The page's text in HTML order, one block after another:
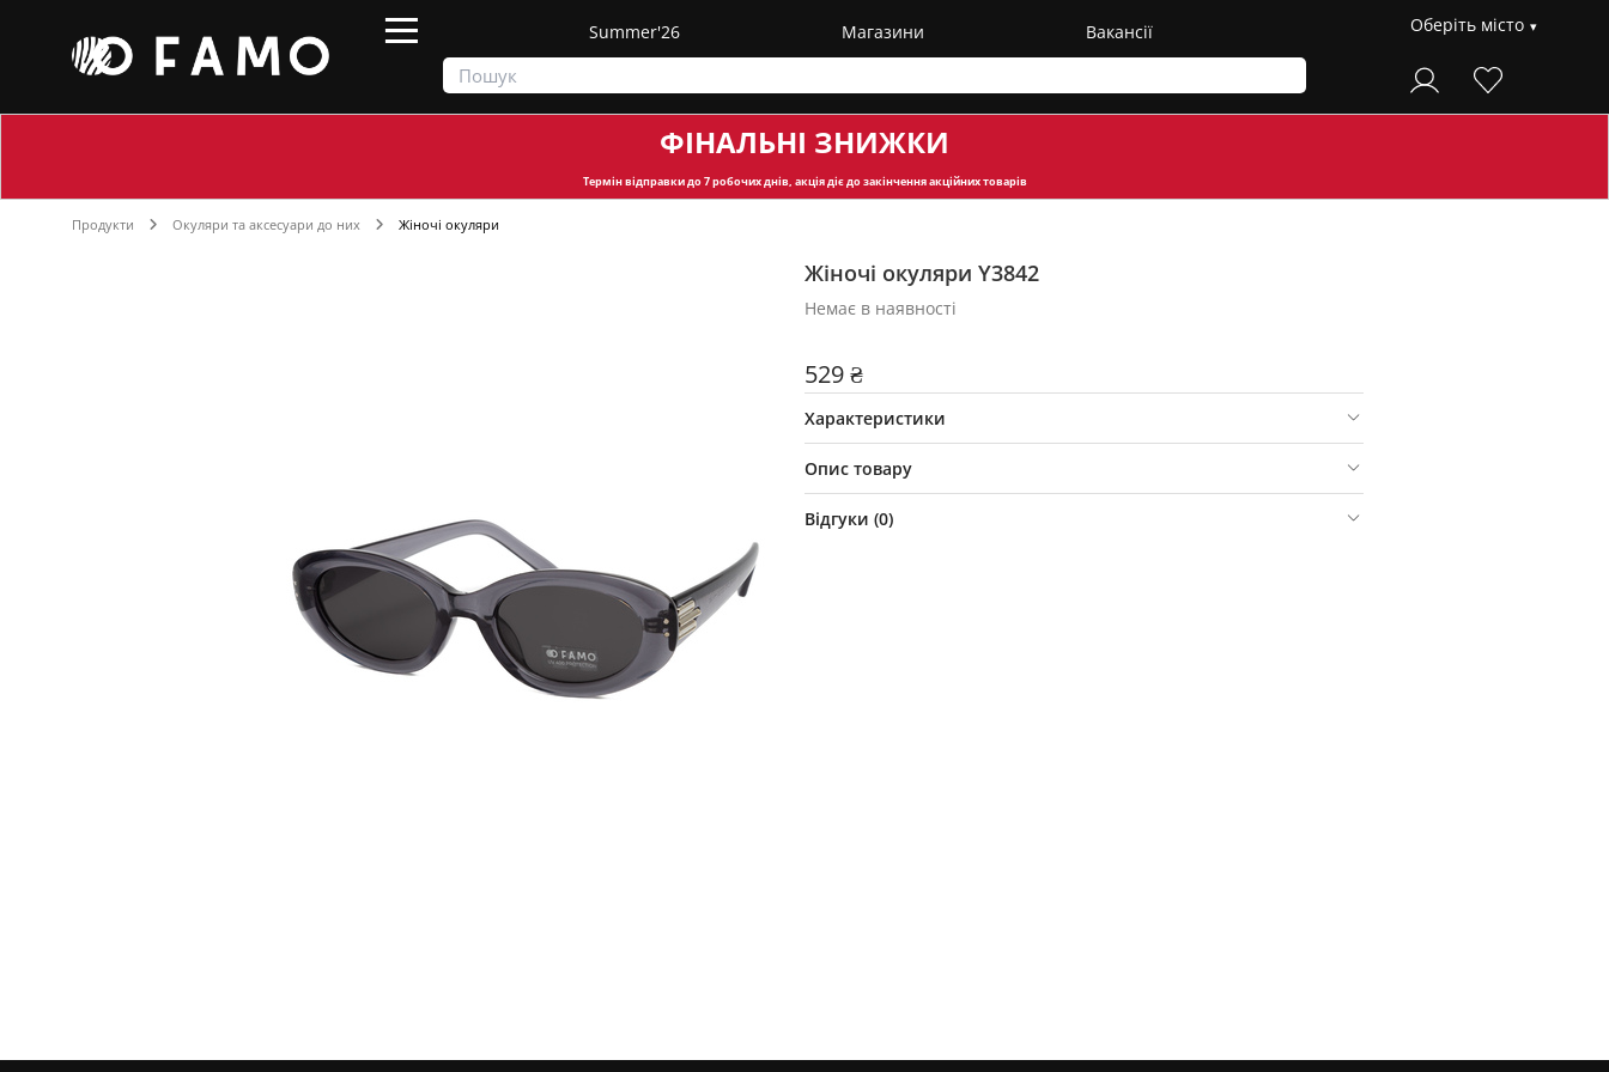
Summer'26 Магазини Вакансії Оберіть місто
ФІНАЛЬНІ ЗНИЖКИ
Термін відправкидо 7 робочих днів, акція діє до закінчення акційних товарів
Продукти Окуляри та аксесуари до них Жіночі окуляри
Жіночі окуляри Y3842
Немає в наявності
529 ₴
Характеристики
Опис товару
Відгуки (0)